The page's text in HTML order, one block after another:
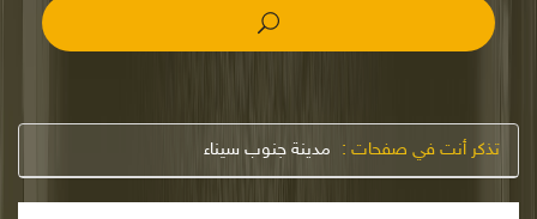
تذكر أنت في صفحات : مدينة جنوب سيناء